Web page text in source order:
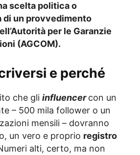
scelta politica o
di un provvedimento
per le Garanzie
(AGCOM).
e perché
che gli influencercon un
– 500 mila follower o un
mensili – dovranno
un vero e proprio registro
alti, certo, ma non